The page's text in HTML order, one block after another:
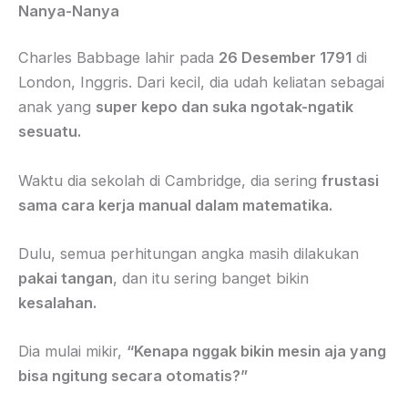
Nanya-Nanya
Charles Babbage lahir pada 26 Desember 1791 di
London, Inggris. Dari kecil, dia udah keliatan sebagai
anak yang super kepo dan suka ngotak-ngatik
sesuatu.
Waktu dia sekolah di Cambridge, dia sering frustasi
sama cara kerja manual dalam matematika.
Dulu, semua perhitungan angka masih dilakukan
pakai tangan, dan itu sering banget bikin
kesalahan.
Dia mulai mikir, “Kenapa nggak bikin mesin aja yang
bisa ngitung secara otomatis?”